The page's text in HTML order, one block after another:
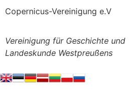
Copernicus-Vereinigung e.V
Vereinigung für Geschichte und
Landeskunde Westpreußens